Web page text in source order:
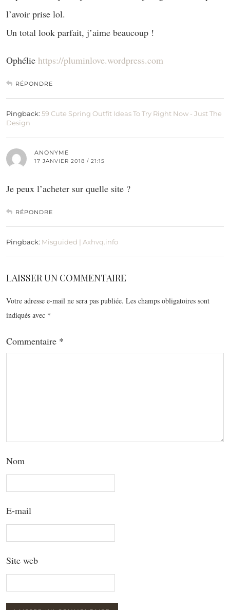
l’avoir prise lol.
Un total look parfait, j’aime beaucoup !
Ophélie https://pluminlove.wordpress.com
RÉPONDRE
Pingback: 59 Cute Spring Outfit Ideas To Try Right Now - Just The
Design
ANONYME
17 JANVIER 2018 / 21:15
Je peux l’acheter sur quelle site ?
RÉPONDRE
Pingback: Misguided | Axhvq.info
LAISSER UN COMMENTAIRE
Votre adresse e-mail ne sera pas publiée. Les champs obligatoires sont
indiqués avec *
Commentaire *
Nom
E-mail
Site web